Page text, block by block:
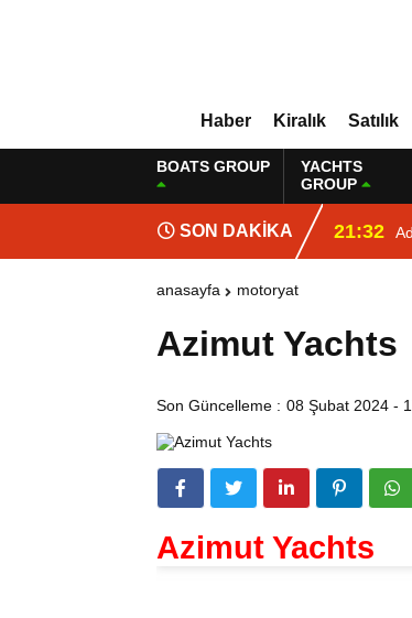
Haber Kiralık Satılık
BOATS GROUP
YACHTS
GROUP
SON DAKİKA 21:32
anasayfa motoryat
Azimut Yachts
Son Güncelleme : 08 Şubat 2024 -
Azimut Yachts